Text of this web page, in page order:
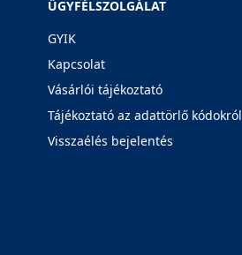
ÜGYFÉLSZOLGÁLAT
GYIK
Kapcsolat
Vásárlói tájékoztató
Tájékoztató az adattörlő kódokról
Visszaélés bejelentés